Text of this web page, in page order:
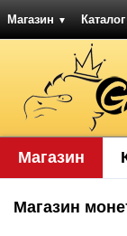
Магазин ▼ Каталог
Магазин
Магазин